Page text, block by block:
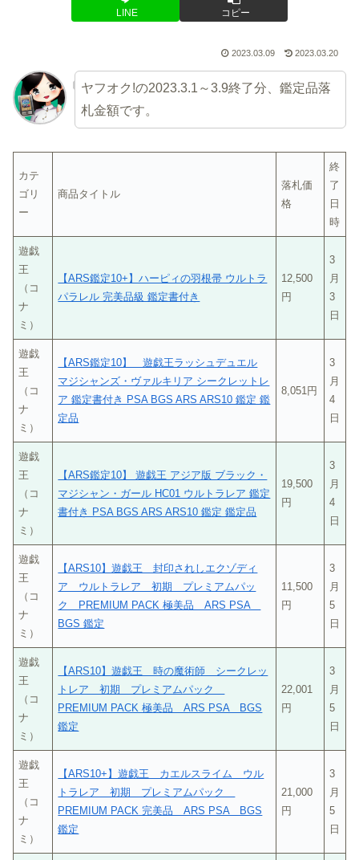
LINE コピー
2023.03.09 2023.03.20
ヤフオク!の2023.3.1～3.9終了分、鑑定品落
札金額です。
カテ
ゴリ
ー
商品タイトル
落札価
格
終
了
日
時
遊戯
王
（コ
ナ
ミ）
【ARS鑑定10+】ハーピィの羽根帚 ウルトラ
パラレル 完美品級 鑑定書付き
12,500
円
3
月
3
日
遊戯
王
（コ
ナ
ミ）
【ARS鑑定10】 遊戯王ラッシュデュエル
マジシャンズ・ヴァルキリア シークレットレ
ア 鑑定書付き PSA BGS ARS ARS10 鑑定 鑑
定品
8,051円
3
月
4
日
遊戯
王
（コ
ナ
ミ）
【ARS鑑定10】 遊戯王 アジア版 ブラック・
マジシャン・ガール HC01 ウルトラレア 鑑定
書付き PSA BGS ARS ARS10 鑑定 鑑定品
19,500
円
3
月
4
日
遊戯
王
（コ
ナ
ミ）
【ARS10】遊戯王 封印されしエクゾディ
ア ウルトラレア 初期 プレミアムパッ
ク PREMIUM PACK 極美品 ARS PSA
BGS 鑑定
11,500
円
3
月
5
日
遊戯
王
（コ
ナ
ミ）
【ARS10】遊戯王 時の魔術師 シークレッ
トレア 初期 プレミアムパック
PREMIUM PACK 極美品 ARS PSA BGS
鑑定
22,001
円
3
月
5
日
遊戯
王
（コ
ナ
ミ）
【ARS10+】遊戯王 カエルスライム ウル
トラレア 初期 プレミアムパック
PREMIUM PACK 完美品 ARS PSA BGS
鑑定
21,000
円
3
月
5
日